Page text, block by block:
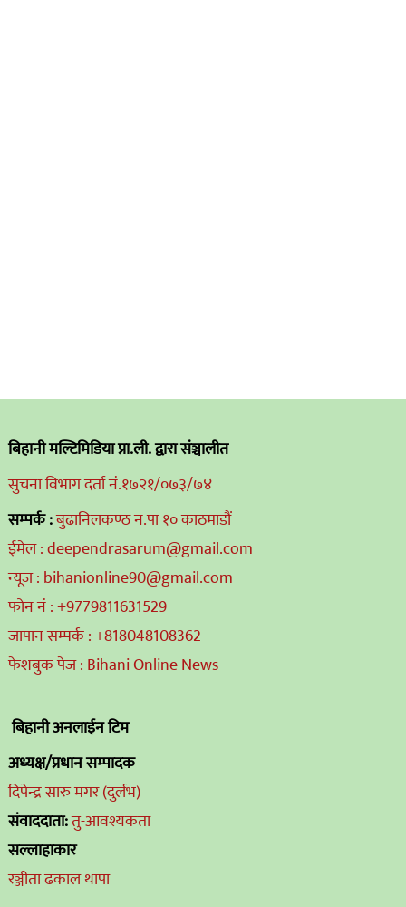
बिहानी मल्टिमिडिया प्रा.ली. द्वारा संञ्चालीत
सुचना विभाग दर्ता नं.१७२१/०७३/७४
सम्पर्क :बुढानिलकण्ठ न.पा १० काठमाडौं
ईमेल : deependrasarum@gmail.com
न्यूज : bihanionline90@gmail.com
फोन नं : +9779811631529
जापान सम्पर्क : +818048108362
फेशबुक पेज : Bihani Online News
बिहानी अनलाईन टिम
अध्यक्ष/प्रधान सम्पादक
दिपेन्द्र सारु मगर (दुर्लभ)
संवाददाता:तु-आवश्यकता
सल्लाहाकार
रञ्जीता ढकाल थापा